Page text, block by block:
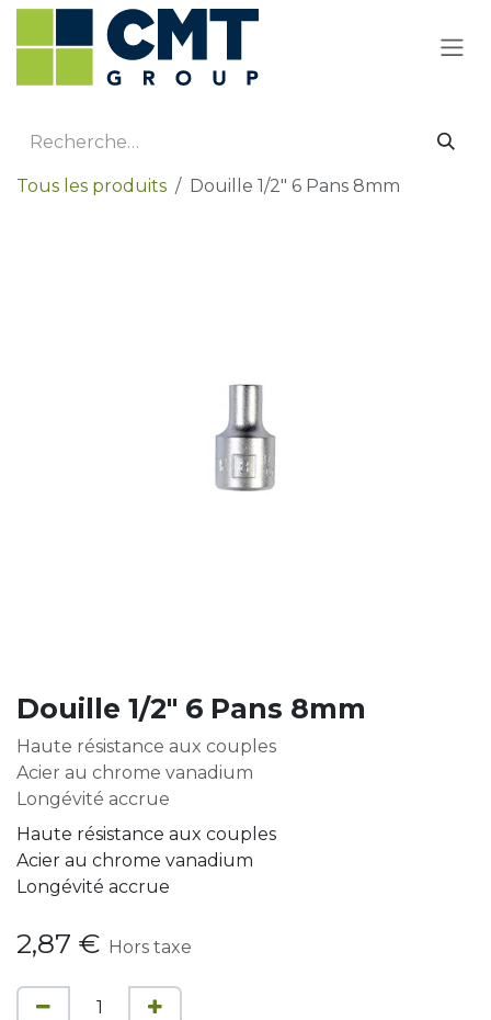
Se rendre au contenu
Tous les produits Douille 1/2" 6 Pans 8mm
Douille 1/2" 6 Pans 8mm
Haute résistance aux couples
Acier au chrome vanadium
Longévité accrue
Haute résistance aux couples
Acier au chrome vanadium
Longévité accrue
2,87 € Hors taxe